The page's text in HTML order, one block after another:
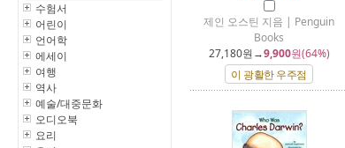
수험서
어린이
언어학
에세이
여행
역사
예술/대중문화
오디오북
요리
제인 오스틴 지음 | Penguin
Books
27,180원→9,900원(64%)
이 광활한 우주점